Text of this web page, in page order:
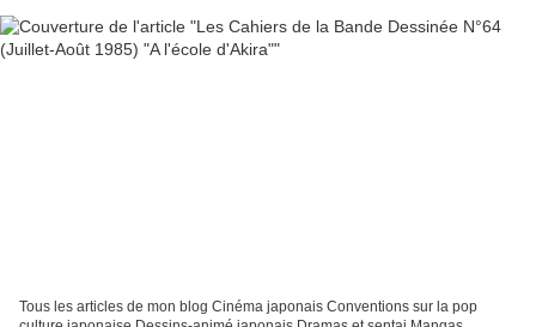
Tous les articles de mon blog Cinéma japonais Conventions sur la pop